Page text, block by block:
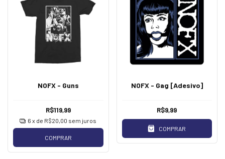
NOFX - Guns
R$119,99
6 x de R$20,00 sem juros
COMPRAR
NOFX - Gag [Adesivo]
R$9,99
COMPRAR